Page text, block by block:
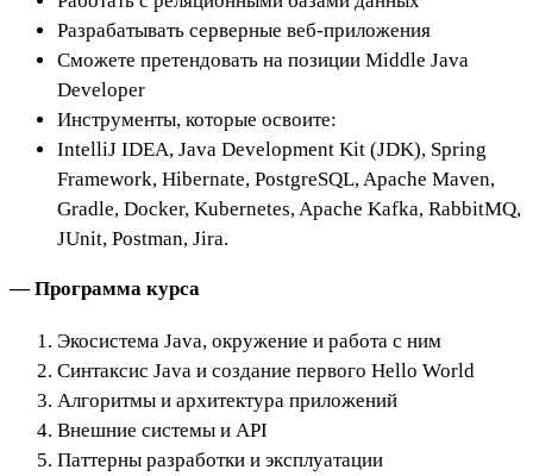
Разрабатывать серверные веб-приложения
Сможете претендовать на позиции Middle Java
Developer
Инструменты, которые освоите:
IntelliJ IDEA, Java Development Kit (JDK), Spring
Framework, Hibernate, PostgreSQL, Apache Maven,
Gradle, Docker, Kubernetes, Apache Kafka, RabbitMQ,
JUnit, Postman, Jira.
— Программа курса
Экосистема Java, окружение и работа с ним
Синтаксис Java и создание первого Hello World
Алгоритмы и архитектура приложений
Внешние системы и API
Паттерны разработки и эксплуатации